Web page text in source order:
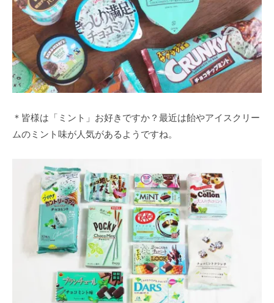
＊皆様は「ミント」お好きですか？最近は飴やアイスクリー
ムのミント味が人気があるようですね。